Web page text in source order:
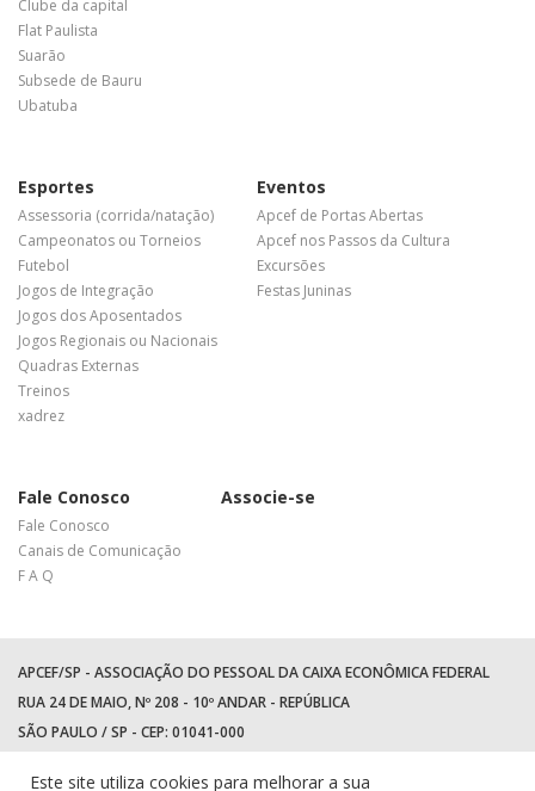
Clube da capital
Flat Paulista
Suarão
Subsede de Bauru
Ubatuba
Esportes
Assessoria (corrida/natação)
Campeonatos ou Torneios
Futebol
Jogos de Integração
Jogos dos Aposentados
Jogos Regionais ou Nacionais
Quadras Externas
Treinos
xadrez
Eventos
Apcef de Portas Abertas
Apcef nos Passos da Cultura
Excursões
Festas Juninas
Fale Conosco
Fale Conosco
Canais de Comunicação
F A Q
Associe-se
APCEF/SP - ASSOCIAÇÃO DO PESSOAL DA CAIXA ECONÔMICA FEDERAL
RUA 24 DE MAIO, Nº 208 - 10º ANDAR - REPÚBLICA
SÃO PAULO / SP - CEP: 01041-000
Este site utiliza cookies para melhorar a sua